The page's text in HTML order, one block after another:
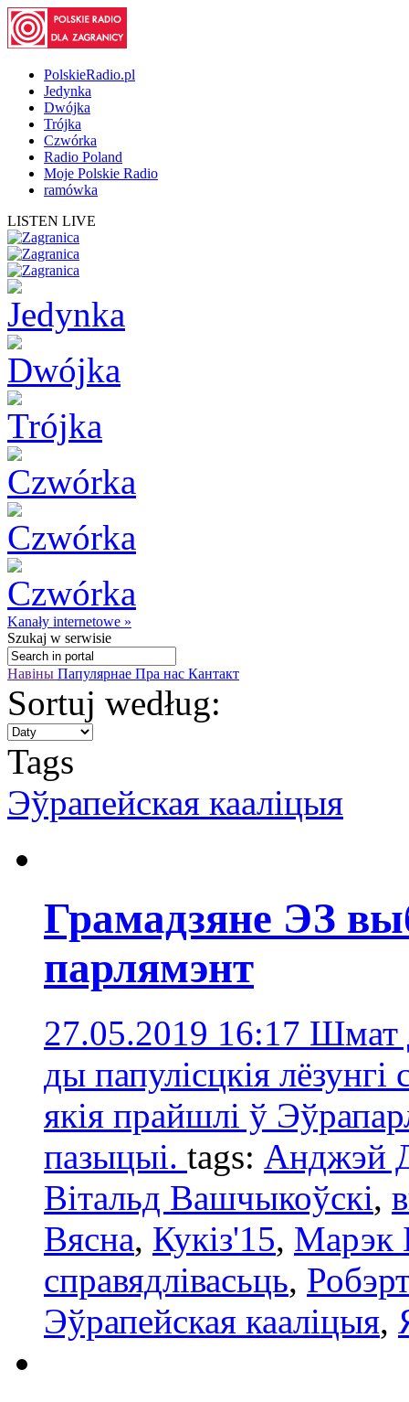
PolskieRadio.pl
Jedynka
Dwójka
Trójka
Czwórka
Radio Poland
Moje Polskie Radio
ramówka
LISTEN LIVE
Kanały internetowe »
Szukaj w serwisie
Навіны Папулярнае Пра нас Кантакт
Sortuj według:
Tags
Эўрапейская кааліцыя
Грамадзяне ЭЗ
парлямэнт
27.05.2019 16:17 Шмат
ды папулісцкія лёзунгі
якія прайшлі ў
пазыцыі. tags: Анджэй
Вітальд Вашчыкоўскі,
Вясна, Кукіз'15, Марэк
справядлівасьць,
Эўрапейская кааліцыя,